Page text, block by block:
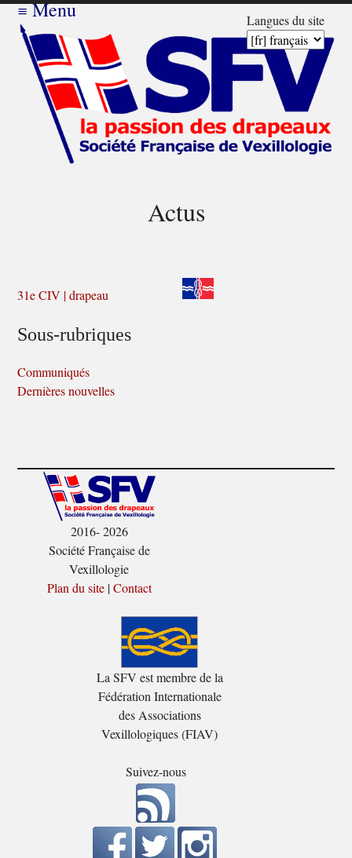
Langues du site
≡Menu
Actus
31e CIV | drapeau
Sous-rubriques
Communiqués
Dernières nouvelles
2016- 2026
Société Française de
Vexillologie
Plan du site|Contact
La SFV est membre de la
Fédération Internationale
des Associations
Vexillologiques (FIAV)
Suivez-nous